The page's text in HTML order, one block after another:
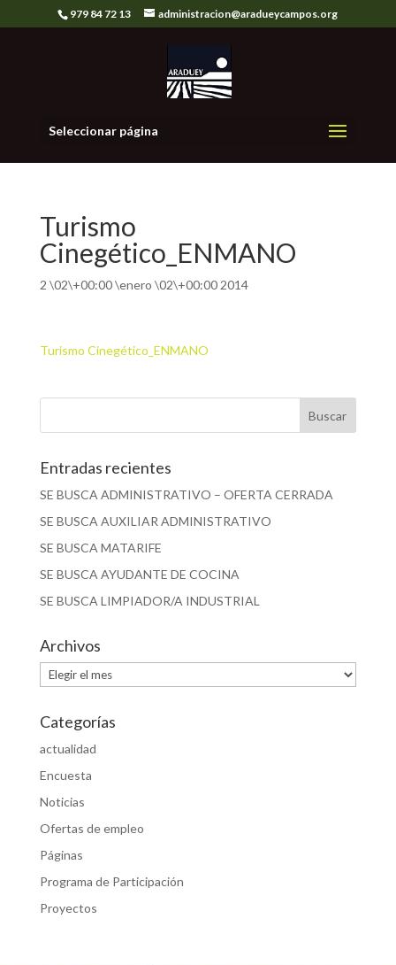
979 84 72 13 administracion@aradueycampos.org
Seleccionar página
Turismo
Cinegético_ENMANO
2 \02\+00:00 \enero \02\+00:00 2014
Turismo Cinegético_ENMANO
Entradas recientes
SE BUSCA ADMINISTRATIVO – OFERTA CERRADA
SE BUSCA AUXILIAR ADMINISTRATIVO
SE BUSCA MATARIFE
SE BUSCA AYUDANTE DE COCINA
SE BUSCA LIMPIADOR/A INDUSTRIAL
Archivos
Archivos
Categorías
actualidad
Encuesta
Noticias
Ofertas de empleo
Páginas
Programa de Participación
Proyectos